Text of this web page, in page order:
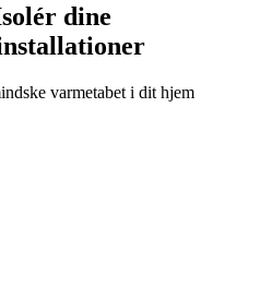
dine
varmetabet i dit hjem